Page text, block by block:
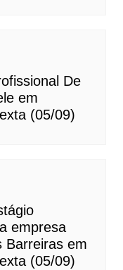
De
em
(05/09)
empresa
Barreiras em
(05/09)